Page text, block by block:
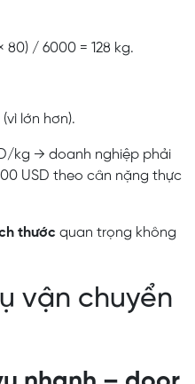
80) / 6000 = 128 kg.
lớn hơn).
kg → doanh nghiệp phải
USD theo cân nặng thực
thước quan trọng không
vận chuyển